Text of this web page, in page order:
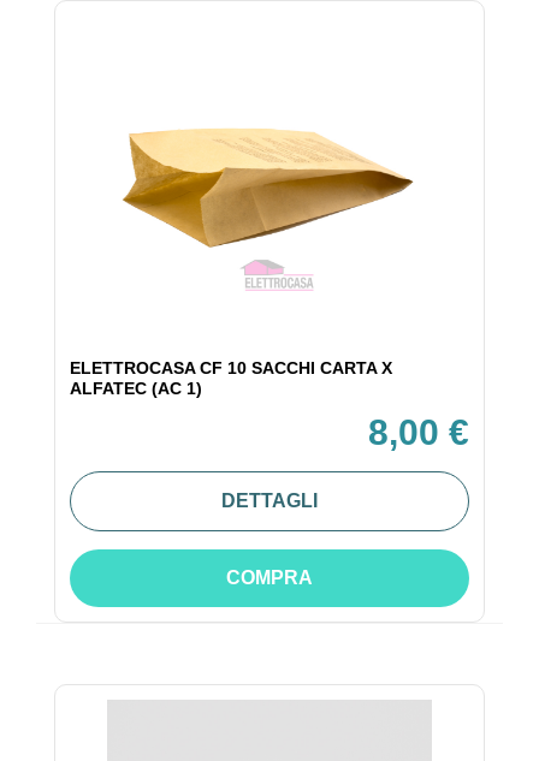
ELETTROCASA CF 10 SACCHI CARTA X
ALFATEC (AC 1)
8,00 €
DETTAGLI
COMPRA